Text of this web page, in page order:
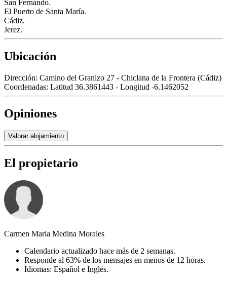
San Fernando.
El Puerto de Santa María.
Cádiz.
Jerez.
Ubicación
Dirección: Camino del Granizo 27 - Chiclana de la Frontera (Cádiz)
Coordenadas: Latitud 36.3861443 - Longitud -6.1462052
Opiniones
Valorar alojamiento
El propietario
Carmen Maria Medina Morales
Calendario actualizado hace más de 2 semanas.
Responde al 63% de los mensajes en menos de 12 horas.
Idiomas: Español e Inglés.